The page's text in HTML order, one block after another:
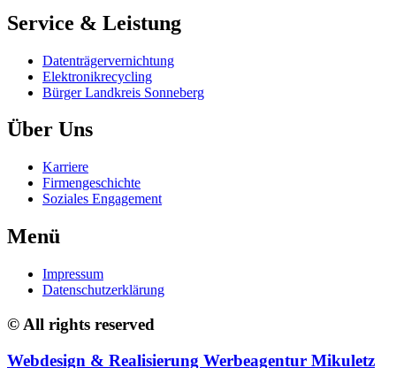
Service & Leistung
Datenträgervernichtung
Elektronikrecycling
Bürger Landkreis Sonneberg
Über Uns
Karriere
Firmengeschichte
Soziales Engagement
Menü
Impressum
Datenschutzerklärung
© All rights reserved
Webdesign & Realisierung Werbeagentur Mikuletz